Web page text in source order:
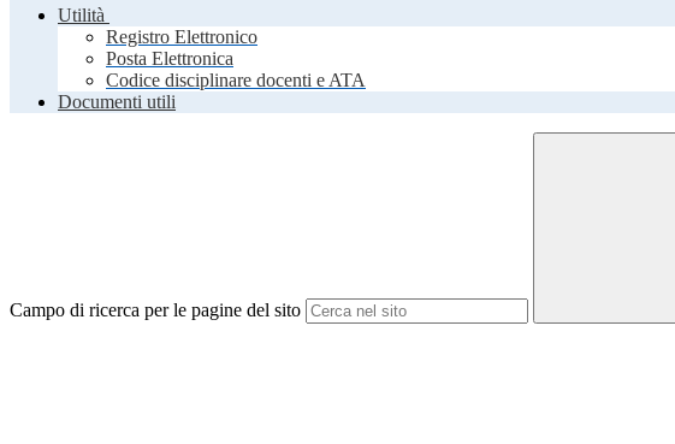
Utilità
Registro Elettronico
Posta Elettronica
Codice disciplinare docenti e ATA
Documenti utili
Campo di ricerca per le pagine del sito